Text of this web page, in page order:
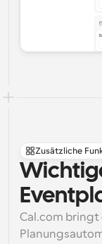
Zusätzliche
Cal.com